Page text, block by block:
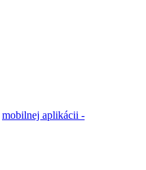
mobilnej aplikácii -